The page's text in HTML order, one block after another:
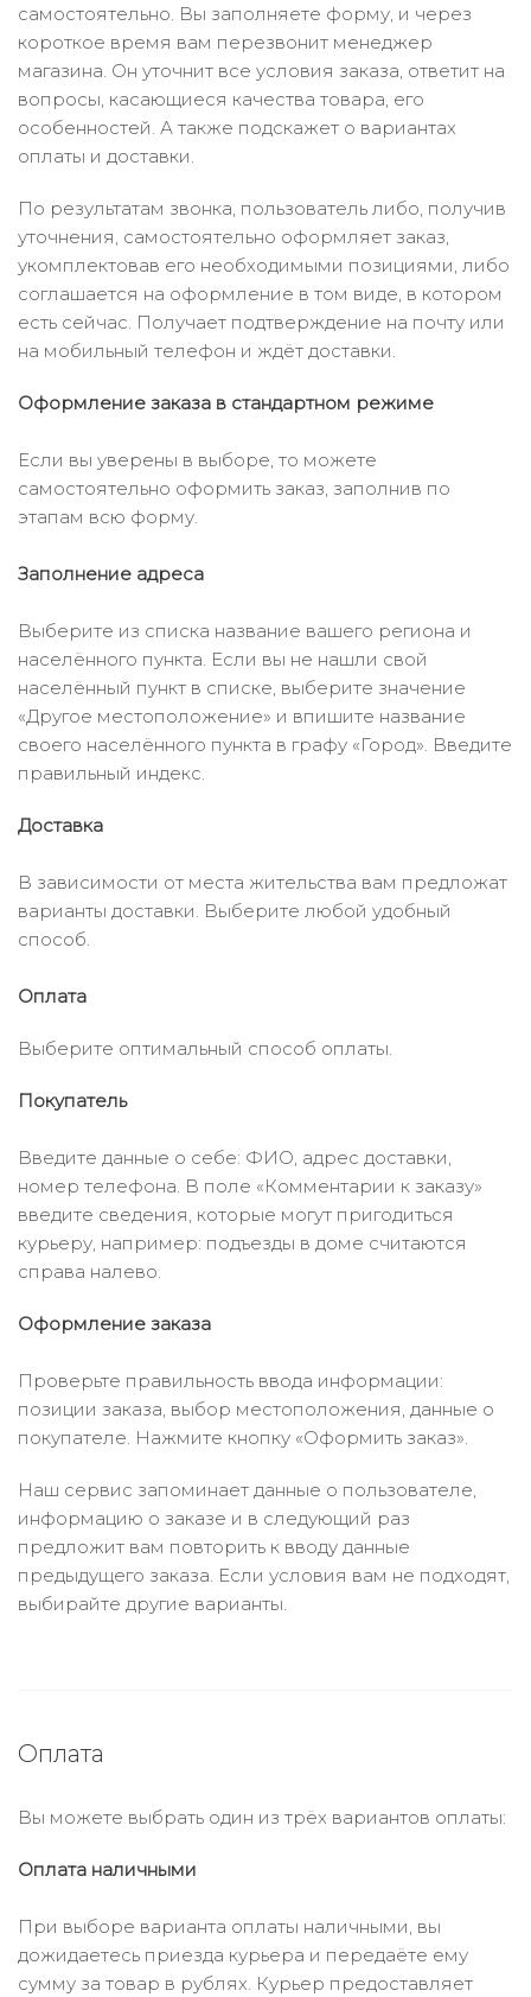
самостоятельно. Вы заполняете форму, и через
короткое время вам перезвонит менеджер
магазина. Он уточнит все условия заказа, ответит на
вопросы, касающиеся качества товара, его
особенностей. А также подскажет о вариантах
оплаты и доставки.
По результатам звонка, пользователь либо, получив
уточнения, самостоятельно оформляет заказ,
укомплектовав его необходимыми позициями, либо
соглашается на оформление в том виде, в котором
есть сейчас. Получает подтверждение на почту или
на мобильный телефон и ждёт доставки.
Оформление заказа в стандартном режиме
Если вы уверены в выборе, то можете
самостоятельно оформить заказ, заполнив по
этапам всю форму.
Заполнение адреса
Выберите из списка название вашего региона и
населённого пункта. Если вы не нашли свой
населённый пункт в списке, выберите значение
«Другое местоположение» и впишите название
своего населённого пункта в графу «Город». Введите
правильный индекс.
Доставка
В зависимости от места жительства вам предложат
варианты доставки. Выберите любой удобный
способ.
Оплата
Выберите оптимальный способ оплаты.
Покупатель
Введите данные о себе: ФИО, адрес доставки,
номер телефона. В поле «Комментарии к заказу»
введите сведения, которые могут пригодиться
курьеру, например: подъезды в доме считаются
справа налево.
Оформление заказа
Проверьте правильность ввода информации:
позиции заказа, выбор местоположения, данные о
покупателе. Нажмите кнопку «Оформить заказ».
Наш сервис запоминает данные о пользователе,
информацию о заказе и в следующий раз
предложит вам повторить к вводу данные
предыдущего заказа. Если условия вам не подходят,
выбирайте другие варианты.
Оплата
Вы можете выбрать один из трёх вариантов оплаты:
Оплата наличными
При выборе варианта оплаты наличными, вы
дожидаетесь приезда курьера и передаёте ему
сумму за товар в рублях. Курьер предоставляет